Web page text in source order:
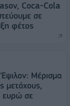
Coca-Cola
σε
φέτος
Μέρισμα
μετόχους,
ευρώ σε